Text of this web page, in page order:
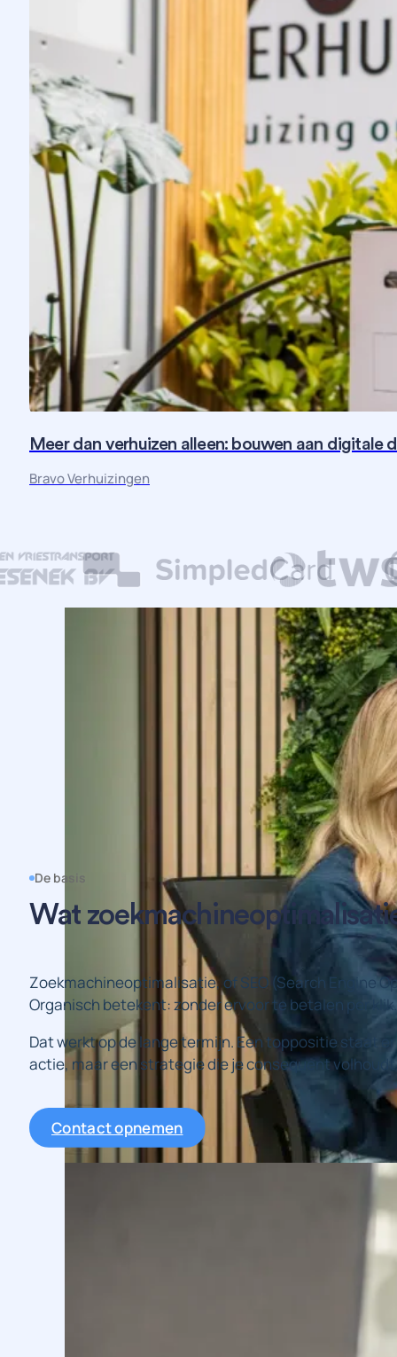
Meer dan verhuizen alleen: bouwen aan digitale
Bravo Verhuizingen
De basis
Wat
Zoekmachineoptimalisatie, of SEO (Search Engine
Organisch betekent: zonder ervoor te betalen per
Dat werkt op de lange termijn. Een toppositie staat
actie, maar een strategie die je consequent
Contact opnemen